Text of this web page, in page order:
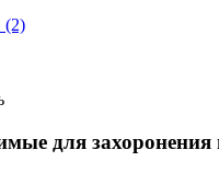
для захоронения